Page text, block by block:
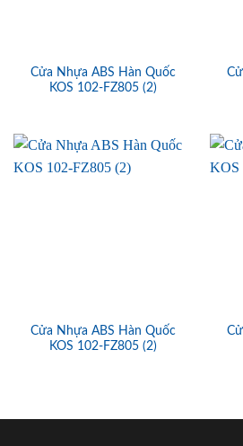
Cửa Nhựa ABS Hàn Quốc
KOS 102-FZ805 (2)
Cửa Nhựa ABS Hàn Quốc
KOS 102-FZ805 (2)